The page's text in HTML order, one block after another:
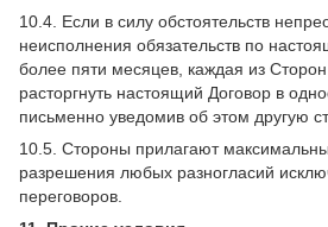
10.4. Если в силу обстоятельств
неисполнения обязательств по
более пяти месяцев, каждая из
расторгнуть настоящий Договор в
письменно уведомив об этом другую
10.5. Стороны прилагают
разрешения любых разногласий
переговоров.